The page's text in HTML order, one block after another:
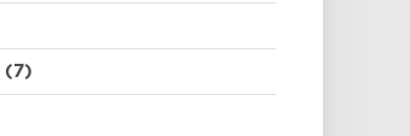
(7)